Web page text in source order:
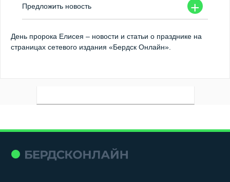
+
Предложить новость
День пророка Елисея – новости и статьи о празднике на
страницах сетевого издания «Бердск Онлайн».